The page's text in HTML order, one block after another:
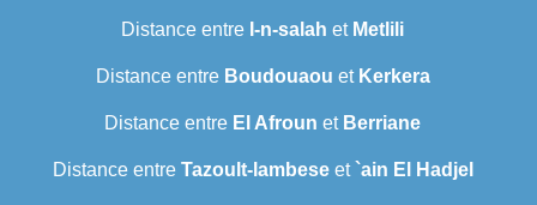
Distance entre I-n-salah et Metlili
Distance entre Boudouaou et Kerkera
Distance entre El Afroun et Berriane
Distance entre Tazoult-lambeseet `ain El Hadjel